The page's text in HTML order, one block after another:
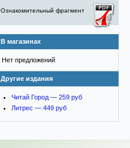
Ознакомительный фрагмент
В магазинах
Нет предложений
Другие издания
Читай Город — 259 руб
Литрес — 449 руб